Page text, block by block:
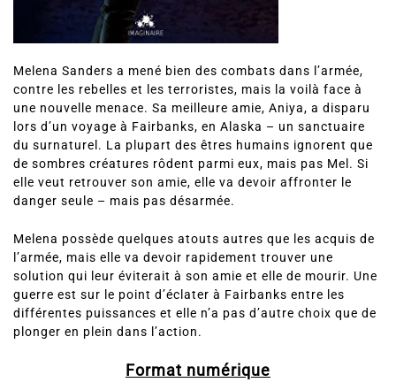
Melena Sanders a mené bien des combats dans l’armée,
contre les rebelles et les terroristes, mais la voilà face à
une nouvelle menace. Sa meilleure amie, Aniya, a disparu
lors d’un voyage à Fairbanks, en Alaska – un sanctuaire
du surnaturel. La plupart des êtres humains ignorent que
de sombres créatures rôdent parmi eux, mais pas Mel. Si
elle veut retrouver son amie, elle va devoir affronter le
Melena possède quelques atouts autres que les acquis de
l’armée, mais elle va devoir rapidement trouver une
solution qui leur éviterait à son amie et elle de mourir. Une
guerre est sur le point d’éclater à Fairbanks entre les
différentes puissances et elle n’a pas d’autre choix que de